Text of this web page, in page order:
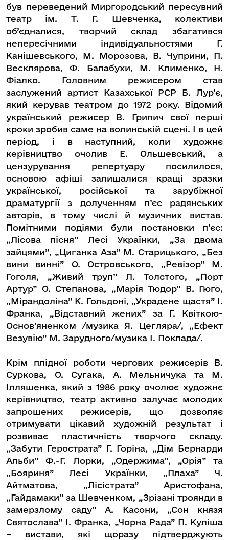
був переведений Миргородський пересувний
театр ім. Т. Г. Шевченка, колективи
об’єдналися, творчий склад збагатився
непересічними індивідуальностями Г.
Канішевського, М. Морозова, В. Чуприни, П.
Весклярова, Ф. Балабухи, М. Клименко, Н.
Фіалко. Головним режисером став
заслужений артист Казахської РСР Б. Лур’є,
який керував театром до 1972 року. Відомий
український режисер В. Грипич свої перші
кроки зробив саме на волинській сцені. І в цей
період, і в наступний, коли художнє
керівництво очолив Е. Ольшевський, а
цензурування репертуару посилилося,
основою афіші залишалися кращі зразки
української, російської та зарубіжної
драматургії з долученням п’єс радянських
авторів, в тому числі й музичних вистав.
Помітними подіями були постановки п’єс:
„Лісова пісня” Лесі Українки, „За двома
зайцями”, „Циганка Аза” М. Старицького, „Без
вини винні” О. Островського, „Ревізор” М.
Гоголя, „Живий труп” Л. Толстого, „Порт
Артур” О. Степанова, „Марія Тюдор” В. Гюго,
„Мірандоліна” К. Гольдоні, „Украдене щастя” І.
Франка, „Відставний жених” за Г. Квіткою-
Основ’яненком /музика Я. Цегляра/, „Ефект
Везувію” М. Зарудного/музика І. Поклада/.
Крім плідної роботи чергових режисерів В.
Суркова, О. Сугака, А. Мельничука та М.
Ілляшенка, який з 1986 року очолює художнє
керівництво, театр активно залучає молодих
запрошених режисерів, що дозволяє
отримувати цікавий художній результат і
розвиває пластичність творчого складу.
„Забути Герострата” Г. Горіна, „Дім Бернарди
Альби” Ф.-Г. Лорки, „Одержима”, „Орія” та
„Бояриня” Лесі Українки, „Плаха” Ч.
Айтматова, „Лісістрата” Аристофана,
„Гайдамаки” за Шевченком, „Зрізані троянди в
замерзлому саду” А. Касони, „Сон князя
Святослава” І. Франка, „Чорна Рада” П. Куліша
– вистави, які щоразу підтверджують